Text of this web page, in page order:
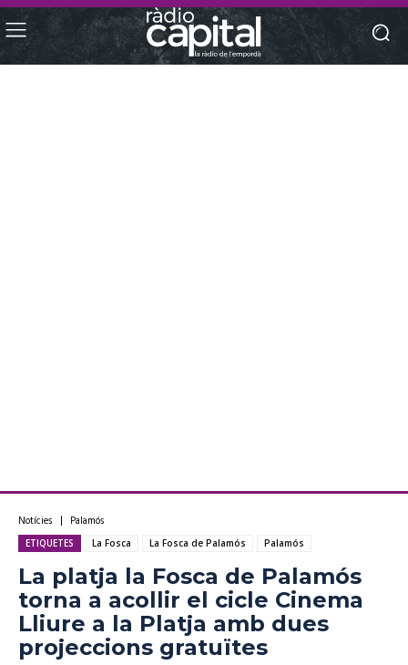
Notícies Palamós
ETIQUETES La Fosca La Fosca de Palamós Palamós
La platja la Fosca de Palamós
torna a acollir el cicle Cinema
Lliure a la Platja amb dues
projeccions gratuïtes